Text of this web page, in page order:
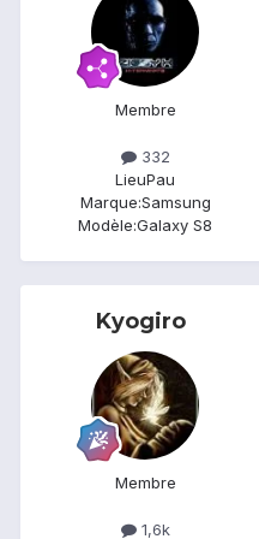
Membre
332
LieuPau
Marque:Samsung
Modèle:Galaxy S8
Kyogiro
Membre
1,6k